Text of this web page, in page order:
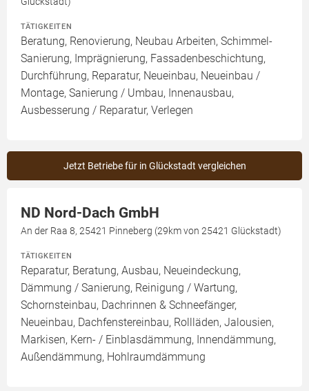
TÄTIGKEITEN
Beratung, Renovierung, Neubau Arbeiten, Schimmel-
Sanierung, Imprägnierung, Fassadenbeschichtung,
Durchführung, Reparatur, Neueinbau, Neueinbau /
Montage, Sanierung / Umbau, Innenausbau,
Ausbesserung / Reparatur, Verlegen
Jetzt Betriebe für in Glückstadt vergleichen
ND Nord-Dach GmbH
An der Raa 8, 25421 Pinneberg (29km von 25421 Glückstadt)
TÄTIGKEITEN
Reparatur, Beratung, Ausbau, Neueindeckung,
Dämmung / Sanierung, Reinigung / Wartung,
Schornsteinbau, Dachrinnen & Schneefänger,
Neueinbau, Dachfenstereinbau, Rollläden, Jalousien,
Markisen, Kern- / Einblasdämmung, Innendämmung,
Außendämmung, Hohlraumdämmung